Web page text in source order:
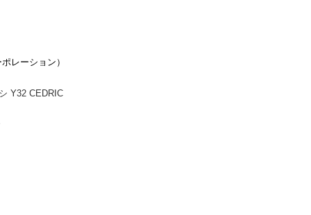
レーション）
Y32 CEDRIC